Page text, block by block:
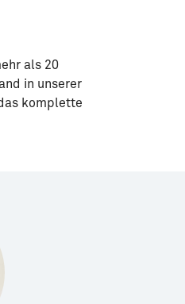
als 20
in unserer
komplette